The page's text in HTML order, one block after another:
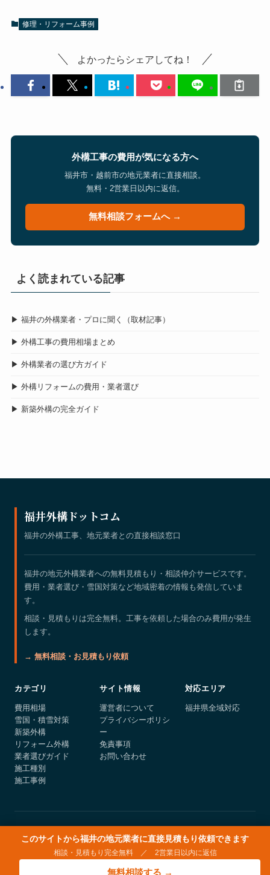
修理・リフォーム事例
よかったらシェアしてね！
外構工事の費用が気になる方へ
福井市・越前市の地元業者に直接相談。
無料・2営業日以内に返信。
無料相談フォームへ →
よく読まれている記事
▶ 福井の外構業者・プロに聞く（取材記事）
▶ 外構工事の費用相場まとめ
▶ 外構業者の選び方ガイド
▶ 外構リフォームの費用・業者選び
▶ 新築外構の完全ガイド
福井外構ドットコム
福井の外構工事、地元業者との直接相談窓口
福井の地元外構業者への無料見積もり・相談仲介サービスです。
費用・業者選び・雪国対策など地域密着の情報も発信していま
す。
相談・見積もりは完全無料。工事を依頼した場合のみ費用が発生
します。
→ 無料相談・お見積もり依頼
カテゴリ
費用相場
雪国・積雪対策
新築外構
リフォーム外構
業者選びガイド
施工種別
施工事例
サイト情報
運営者について
プライバシーポリシ
ー
免責事項
お問い合わせ
対応エリア
福井県全域対応
このサイトから福井の地元業者に直接見積もり依頼できます
相談・見積もり完全無料 ／ 2営業日以内に返信
無料相談する →